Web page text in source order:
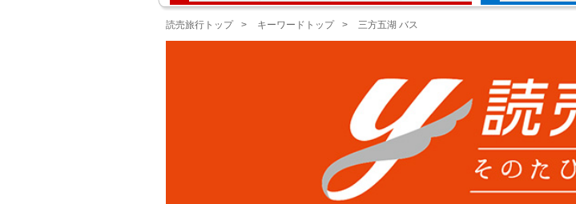
読売旅行トップ > キーワードトップ > 三方五湖 バス